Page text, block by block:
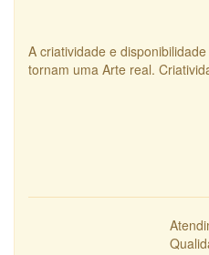
A criatividade e
tornam uma Arte real.